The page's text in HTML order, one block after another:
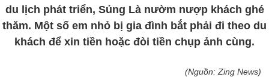
du lịch phát triển, Sủng Là nườm nượp khách ghé
thăm. Một số em nhỏ bị gia đình bắt phải đi theo du
khách để xin tiền hoặc đòi tiền chụp ảnh cùng.
(Nguồn: Zing News)